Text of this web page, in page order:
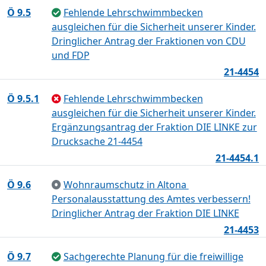
Ö 9.5
Fehlende Lehrschwimmbecken
ausgleichen für die Sicherheit unserer Kinder.
Dringlicher Antrag der Fraktionen von CDU
und FDP
21-4454
Ö 9.5.1
Fehlende Lehrschwimmbecken
ausgleichen für die Sicherheit unserer Kinder.
Ergänzungsantrag der Fraktion DIE LINKE zur
Drucksache 21-4454
21-4454.1
Ö 9.6
Wohnraumschutz in Altona 
Personalausstattung des Amtes verbessern!
Dringlicher Antrag der Fraktion DIE LINKE
21-4453
Ö 9.7
Sachgerechte Planung für die freiwillige